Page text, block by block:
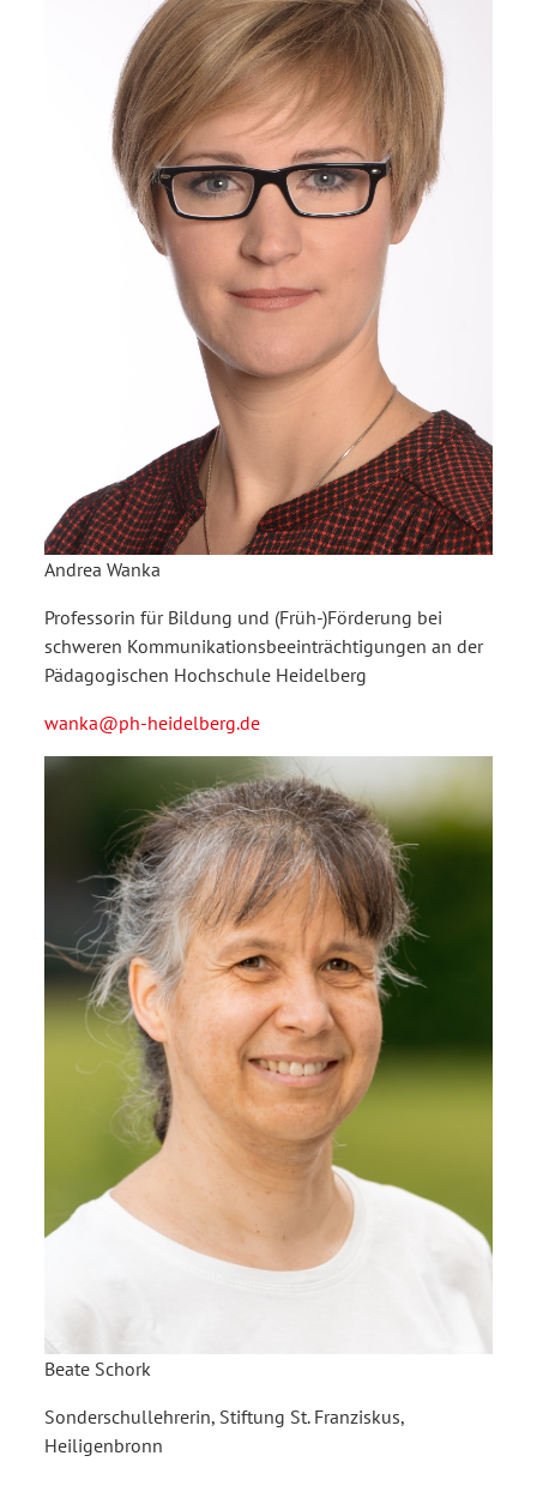
Andrea Wanka
Professorin für Bildung und (Früh-)Förderung bei
schweren Kommunikationsbeeinträchtigungen an der
Pädagogischen Hochschule Heidelberg
wanka@ph-heidelberg.de
Beate Schork
Sonderschullehrerin, Stiftung St. Franziskus,
Heiligenbronn